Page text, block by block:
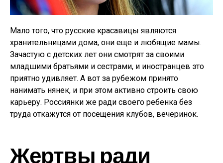
Мало того, что русские красавицы являются
хранительницами дома, они еще и любящие мамы.
Зачастую с детских лет они смотрят за своими
младшими братьями и сестрами, и иностранцев это
приятно удивляет. А вот за рубежом принято
нанимать нянек, и при этом активно строить свою
карьеру. Россиянки же ради своего ребенка без
труда откажутся от посещения клубов, вечеринок.
Жертвы ради